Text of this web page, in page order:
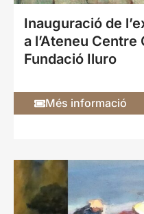
Inauguració de
a l’Ateneu Centre
Fundació Iluro
Més informació